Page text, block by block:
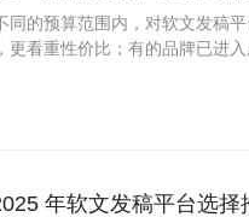
同的预算范围内，对软文发稿
看重性价比；有的品牌已进
年软文发稿平台选择